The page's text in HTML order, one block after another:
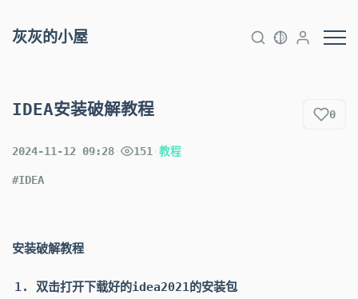
灰灰的小屋
IDEA安装破解教程 0
2024-11-12 09:28 151 教程
#IDEA
安装破解教程
双击打开下载好的idea2021的安装包